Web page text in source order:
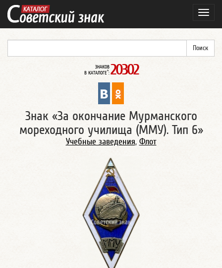
ЗНАКОВ
В КАТАЛОГЕ*: 20302
Знак «За окончание Мурманского
мореходного училища (ММУ). Тип 6»
Учебные заведения, Флот